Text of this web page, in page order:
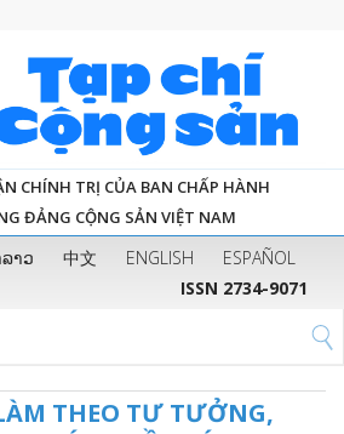
CHÍNH TRỊ CỦA BAN CHẤP HÀNH
ĐẢNG CỘNG SẢN VIỆT NAM
າວ 中文 ENGLISH
ESPAÑOL
ISSN 2734-9071
THEO TƯ TƯỞNG,